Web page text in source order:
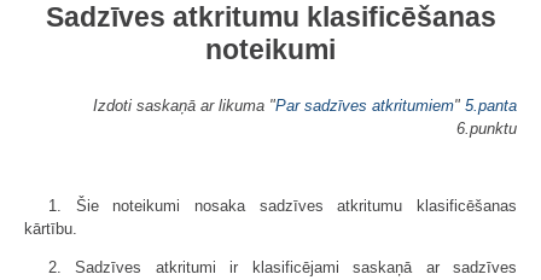
Sadzīves atkritumu klasificēšanas
noteikumi
Izdoti saskaņā ar likuma "Par sadzīves atkritumiem" 5.panta
6.punktu
1. Šie noteikumi nosaka sadzīves atkritumu klasificēšanas
kārtību.
2. Sadzīves atkritumi ir klasificējami saskaņā ar sadzīves